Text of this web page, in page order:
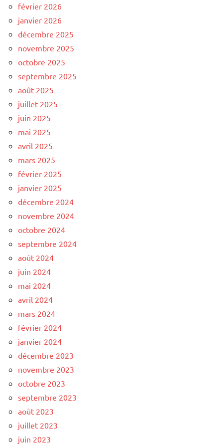
février 2026
janvier 2026
décembre 2025
novembre 2025
octobre 2025
septembre 2025
août 2025
juillet 2025
juin 2025
mai 2025
avril 2025
mars 2025
février 2025
janvier 2025
décembre 2024
novembre 2024
octobre 2024
septembre 2024
août 2024
juin 2024
mai 2024
avril 2024
mars 2024
février 2024
janvier 2024
décembre 2023
novembre 2023
octobre 2023
septembre 2023
août 2023
juillet 2023
juin 2023